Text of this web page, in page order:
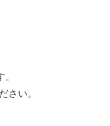
さい。